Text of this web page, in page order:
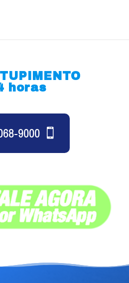
horas
9000